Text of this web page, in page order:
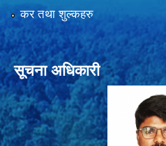
कर तथा शुल्कहरु
सूचना अधिकारी